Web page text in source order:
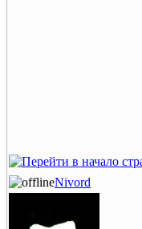
Nivord